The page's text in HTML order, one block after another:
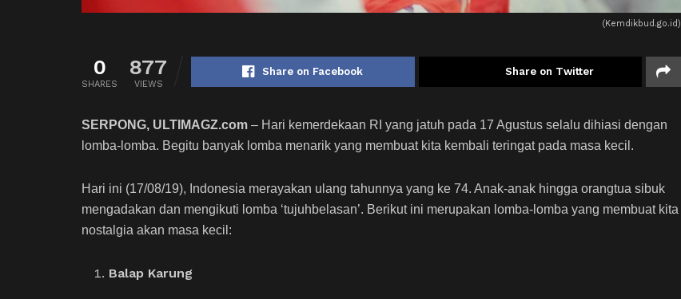
(Kemdikbud.go.id)
0
SHARES
877
VIEWS
Share on Facebook Share on Twitter
SERPONG, ULTIMAGZ.com – Hari kemerdekaan RI yang jatuh pada 17 Agustus selalu dihiasi dengan
lomba-lomba. Begitu banyak lomba menarik yang membuat kita kembali teringat pada masa kecil.
Hari ini (17/08/19), Indonesia merayakan ulang tahunnya yang ke 74. Anak-anak hingga orangtua sibuk
mengadakan dan mengikuti lomba ‘tujuhbelasan’. Berikut ini merupakan lomba-lomba yang membuat kita
nostalgia akan masa kecil:
Balap Karung